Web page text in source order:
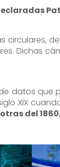
Dichas
datos que
XIX
del